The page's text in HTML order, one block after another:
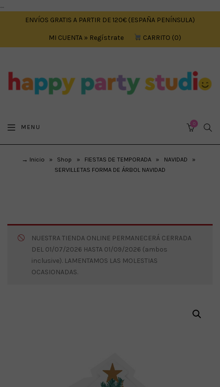
....
ENVÍOS GRATIS A PARTIR DE 120€ (ESPAÑA PENÍNSULA)
MI CUENTA » Regístrate CARRITO 0
MENU 0
→ Inicio » Shop » FIESTAS DE TEMPORADA » NAVIDAD
»
SERVILLETAS FORMA DE ÁRBOL NAVIDAD
NUESTRA TIENDA ONLINE PERMANECERÁ CERRADA
DEL 01/07/2026 HASTA 01/09/2026 (ambos
inclusive). LAMENTAMOS LAS MOLESTIAS
OCASIONADAS.